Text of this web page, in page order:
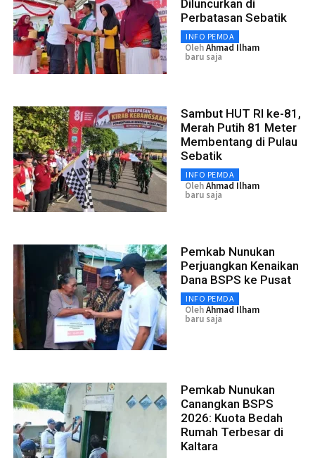
Diluncurkan di
Perbatasan Sebatik
INFO PEMDA
OlehAhmad Ilham
baru saja
Sambut HUT RI ke-81,
Merah Putih 81 Meter
Membentang di Pulau
Sebatik
INFO PEMDA
OlehAhmad Ilham
baru saja
Pemkab Nunukan
Perjuangkan Kenaikan
Dana BSPS ke Pusat
INFO PEMDA
OlehAhmad Ilham
baru saja
Pemkab Nunukan
Canangkan BSPS
2026: Kuota Bedah
Rumah Terbesar di
Kaltara